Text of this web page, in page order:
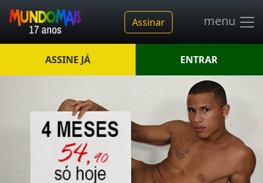
Assinar menu
ASSINE JÁ ENTRAR